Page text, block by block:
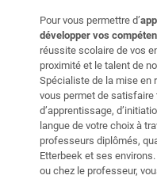
Pour vous permettre d’
développer vos
réussite scolaire de vos
proximité et le talent de
Spécialiste de la mise en
vous permet de
d’apprentissage,
langue de votre choix à
professeurs diplômés,
Etterbeek et ses
ou chez le professeur,